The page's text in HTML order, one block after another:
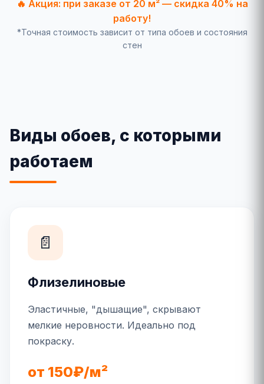
🔥 Акция: при заказе от 20 м² — скидка 40% на
работу!
*Точная стоимость зависит от типа обоев и состояния
стен
Виды обоев, с которыми
работаем
📄
Флизелиновые
Эластичные, "дышащие", скрывают
мелкие неровности. Идеально под
покраску.
от 150₽/м²